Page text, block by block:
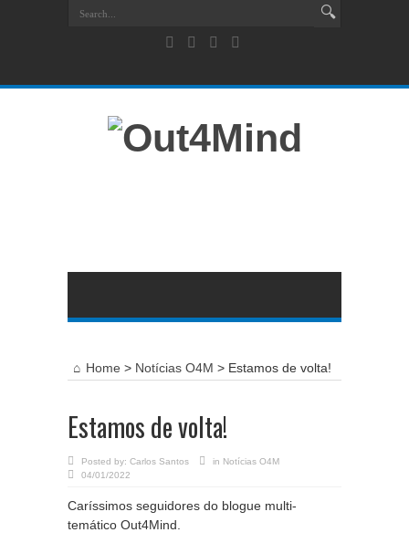
Home > Notícias O4M > Estamos de volta!
Estamos de volta!
Posted by: Carlos Santos in Notícias O4M
04/01/2022
Caríssimos seguidores do blogue multi-
temático Out4Mind.